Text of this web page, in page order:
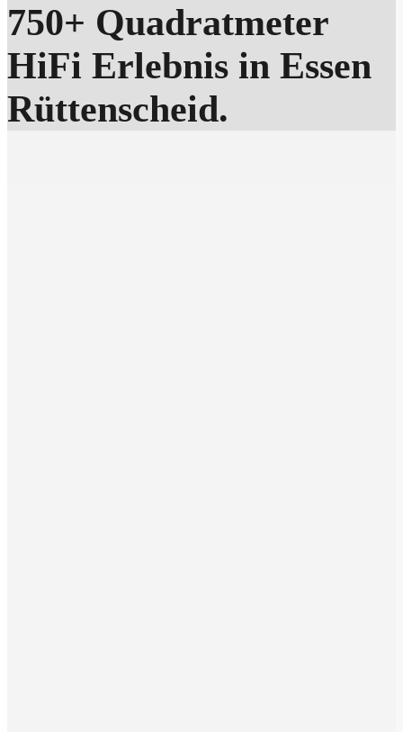
750+ Quadratmeter
HiFi Erlebnis in Essen
Rüttenscheid.